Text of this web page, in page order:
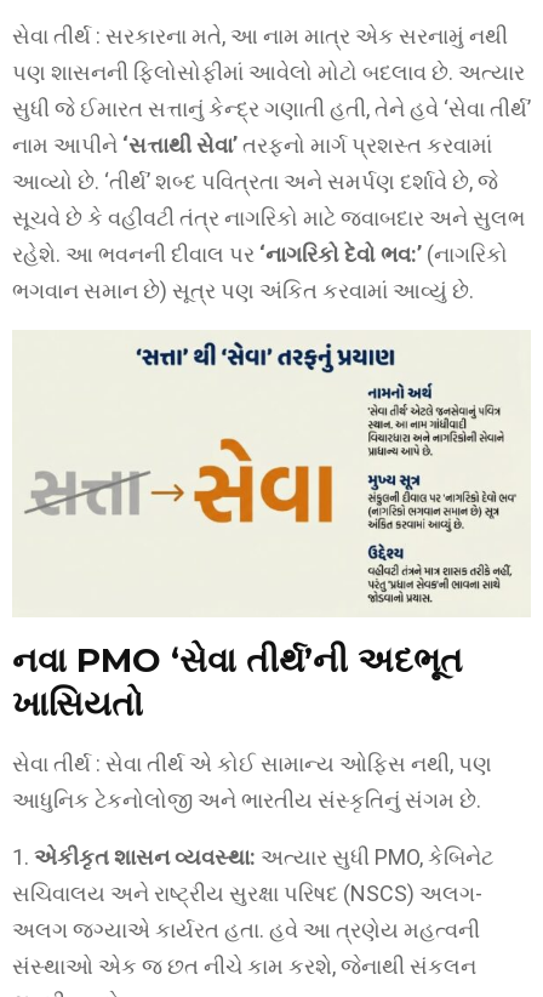
સેવા તીર્થ : સરકારના મતે, આ નામ માત્ર એક સરનામું નથી
પણ શાસનની ફિલોસોફીમાં આવેલો મોટો બદલાવ છે. અત્યાર
સુધી જે ઈમારત સત્તાનું કેન્દ્ર ગણાતી હતી, તેને હવે ‘સેવા તીર્થ’
નામ આપીને ‘સત્તાથી સેવા’તરફનો માર્ગ પ્રશસ્ત કરવામાં
આવ્યો છે. ‘તીર્થ’ શબ્દ પવિત્રતા અને સમર્પણ દર્શાવે છે, જે
સૂચવે છે કે વહીવટી તંત્ર નાગરિકો માટે જવાબદાર અને સુલભ
રહેશે. આ ભવનની દીવાલ પર ‘નાગરિકો દેવો ભવ:’ (નાગરિકો
ભગવાન સમાન છે) સૂત્ર પણ અંકિત કરવામાં આવ્યું છે.
નવા PMO ‘સેવા તીર્થ’ની અદભૂત
ખાસિયતો
સેવા તીર્થ : સેવા તીર્થ એ કોઈ સામાન્ય ઓફિસ નથી, પણ
આધુનિક ટેકનોલોજી અને ભારતીય સંસ્કૃતિનું સંગમ છે.
1. એકીકૃત શાસન વ્યવસ્થા: અત્યાર સુધી PMO, કેબિનેટ
સચિવાલય અને રાષ્ટ્રીય સુરક્ષા પરિષદ (NSCS) અલગ-
અલગ જગ્યાએ કાર્યરત હતા. હવે આ ત્રણેય મહત્વની
સંસ્થાઓ એક જ છત નીચે કામ કરશે, જેનાથી સંકલન